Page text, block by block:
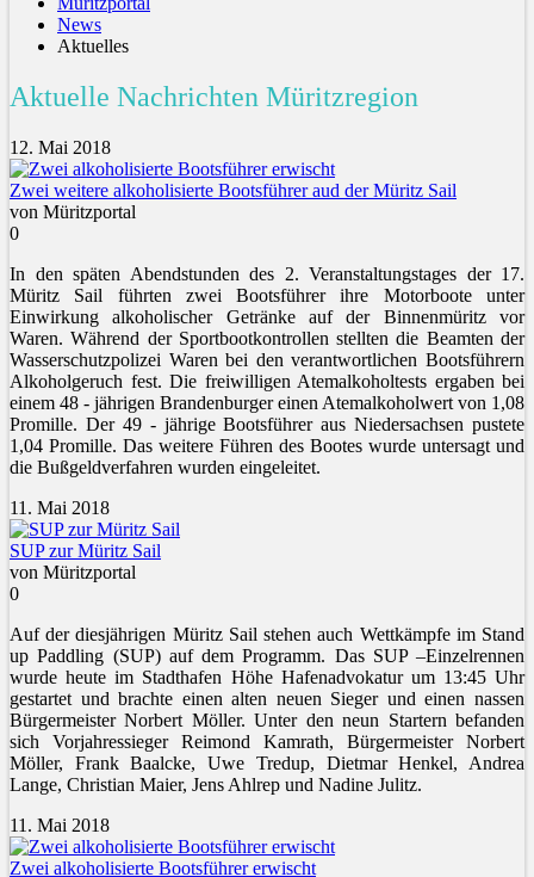
News
Aktuelles
Aktuelle Nachrichten Müritzregion
12. Mai 2018
Zwei weitere alkoholisierte Bootsführer aud der Müritz Sail
von Müritzportal
0
In den späten Abendstunden des 2. Veranstaltungstages der 17.
Müritz Sail führten zwei Bootsführer ihre Motorboote unter
Einwirkung alkoholischer Getränke auf der Binnenmüritz vor
Waren. Während der Sportbootkontrollen stellten die Beamten der
Wasserschutzpolizei Waren bei den verantwortlichen Bootsführern
Alkoholgeruch fest. Die freiwilligen Atemalkoholtests ergaben bei
einem 48 - jährigen Brandenburger einen Atemalkoholwert von 1,08
Promille. Der 49 - jährige Bootsführer aus Niedersachsen pustete
1,04 Promille. Das weitere Führen des Bootes wurde untersagt und
die Bußgeldverfahren wurden eingeleitet.
11. Mai 2018
SUP zur Müritz Sail
von Müritzportal
0
Auf der diesjährigen Müritz Sail stehen auch Wettkämpfe im Stand
up Paddling (SUP) auf dem Programm. Das SUP –Einzelrennen
wurde heute im Stadthafen Höhe Hafenadvokatur um 13:45 Uhr
gestartet und brachte einen alten neuen Sieger und einen nassen
Bürgermeister Norbert Möller. Unter den neun Startern befanden
sich Vorjahressieger Reimond Kamrath, Bürgermeister Norbert
Möller, Frank Baalcke, Uwe Tredup, Dietmar Henkel, Andrea
Lange, Christian Maier, Jens Ahlrep und Nadine Julitz.
11. Mai 2018
Zwei alkoholisierte Bootsführer erwischt